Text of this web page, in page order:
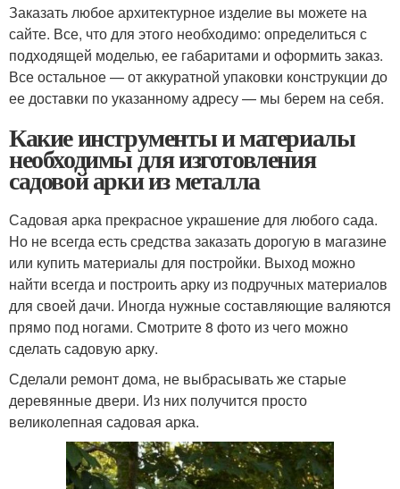
Заказать любое архитектурное изделие вы можете на
сайте. Все, что для этого необходимо: определиться с
подходящей моделью, ее габаритами и оформить заказ.
Все остальное — от аккуратной упаковки конструкции до
ее доставки по указанному адресу — мы берем на себя.
Какие инструменты и материалы
необходимы для изготовления
садовой арки из металла
Садовая арка прекрасное украшение для любого сада.
Но не всегда есть средства заказать дорогую в магазине
или купить материалы для постройки. Выход можно
найти всегда и построить арку из подручных материалов
для своей дачи. Иногда нужные составляющие валяются
прямо под ногами. Смотрите 8 фото из чего можно
сделать садовую арку.
Сделали ремонт дома, не выбрасывать же старые
деревянные двери. Из них получится просто
великолепная садовая арка.